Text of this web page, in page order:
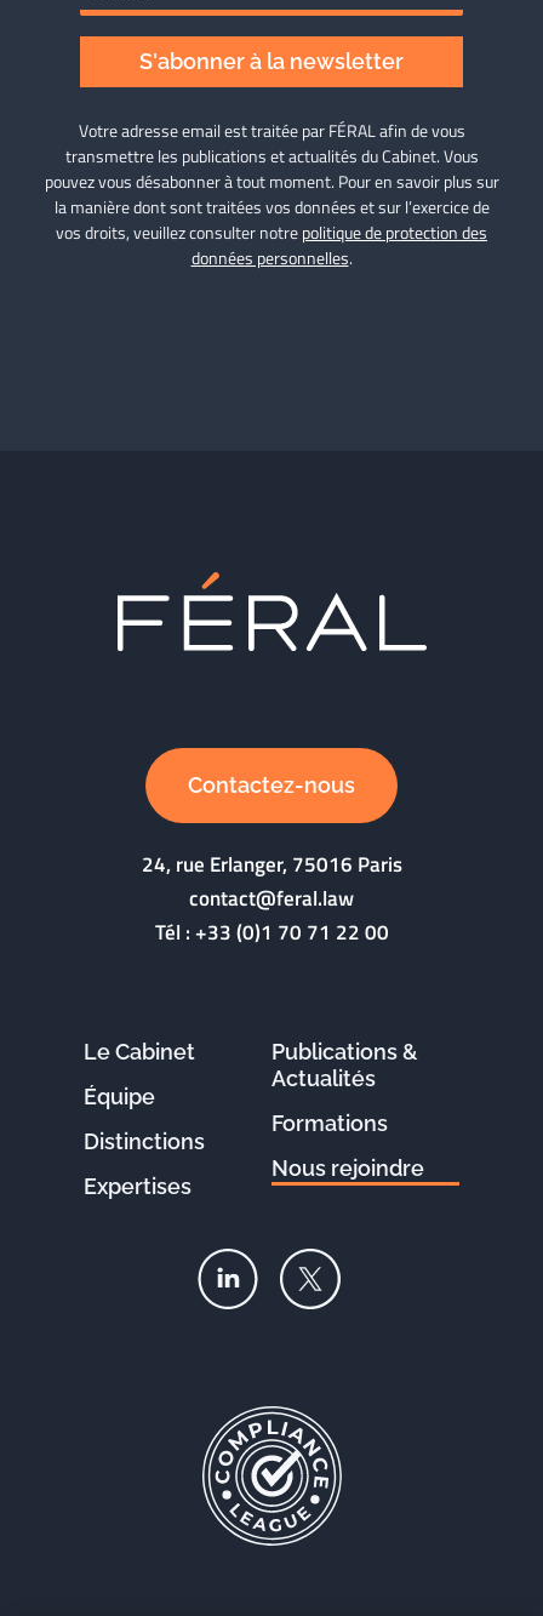
S'abonner à la newsletter
Votre adresse email est traitée par FÉRAL afin de vous
transmettre les publications et actualités du Cabinet. Vous
pouvez vous désabonner à tout moment. Pour en savoir plus sur
la manière dont sont traitées vos données et sur l’exercice de
vos droits, veuillez consulter notrepolitique de protection des
données personnelles.
Contactez-nous
24, rue Erlanger, 75016 Paris
contact@feral.law
Tél :+33 (0)1 70 71 22 00
Le Cabinet
Équipe
Distinctions
Expertises
Publications &
Actualités
Formations
Nous rejoindre